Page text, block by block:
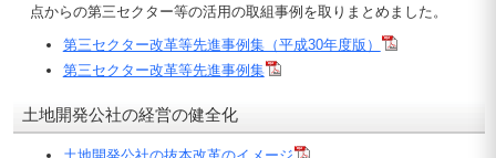
点からの第三セクター等の活用の取組事例を取りまとめました。
第三セクター改革等先進事例集（平成30年度版）
第三セクター改革等先進事例集
土地開発公社の経営の健全化